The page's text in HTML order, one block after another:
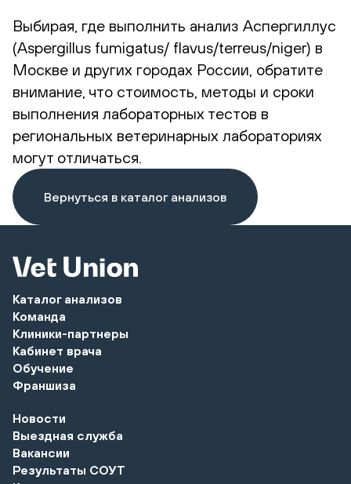
Выбирая, где выполнить анализ Аспергиллус
(Aspergillus fumigatus/ flavus/terreus/niger) в
Москве и других городах России, обратите
внимание, что стоимость, методы и сроки
выполнения лабораторных тестов в
региональных ветеринарных лабораториях
могут отличаться.
Вернуться в каталог анализов
Каталог анализов
Команда
Клиники-партнеры
Кабинет врача
Обучение
Франшиза
Новости
Выездная служба
Вакансии
Результаты СОУТ